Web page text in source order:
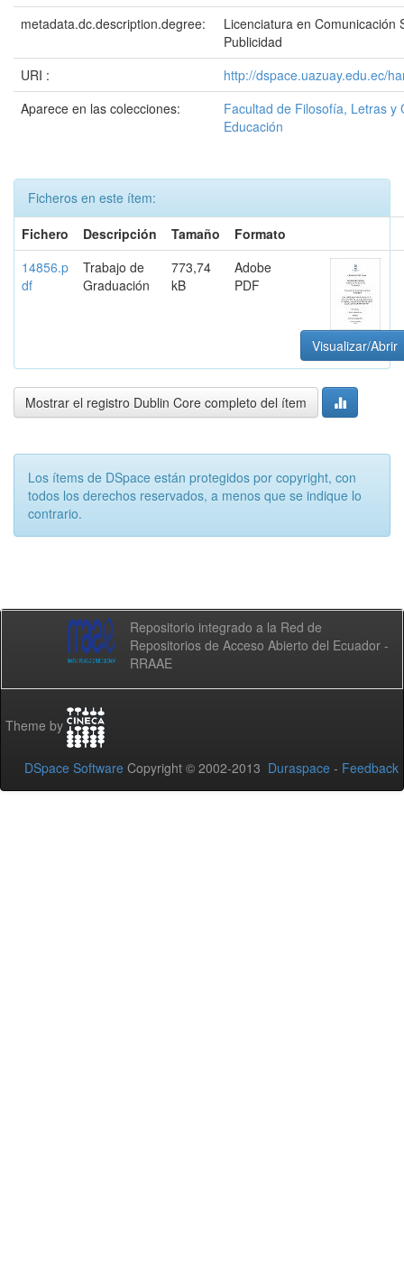
metadata.dc.description.degree:
Licenciatura en Comunicación
Publicidad
URI :
http://dspace.uazuay.edu.ec/
Aparece en las colecciones:
Facultad de Filosofía, Letras y
Educación
Ficheros en este ítem:
Fichero
Descripción Tamaño
Formato
14856.p
df
Trabajo de
Graduación
773,74
kB
Adobe
PDF
Visualizar/Abrir
Mostrar el registro Dublin Core completo del ítem
Los ítems de DSpace están protegidos por copyright, con
todos los derechos reservados, a menos que se indique lo
contrario.
Repositorio integrado a la Red de
Repositorios de Acceso Abierto del Ecuador -
RRAAE
Theme by
DSpace Software Copyright © 2002-2013 Duraspace - Feedback